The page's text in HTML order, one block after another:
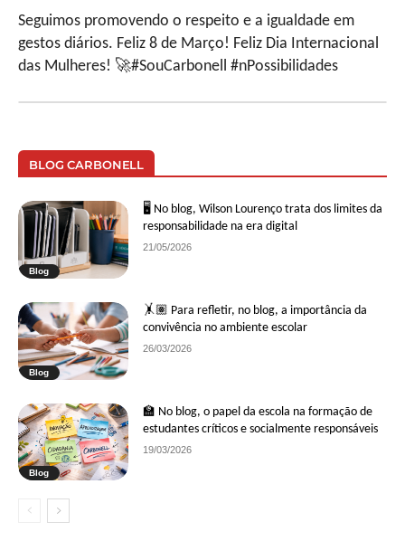
Seguimos promovendo o respeito e a igualdade em
gestos diários. Feliz 8 de Março! Feliz Dia Internacional
das Mulheres! 🚀#SouCarbonell #nPossibilidades
BLOG CARBONELL
Blog
🖥 No blog, Wilson Lourenço trata dos limites da
responsabilidade na era digital
21/05/2026
Blog
🤸🏽 Para refletir, no blog, a importância da
convivência no ambiente escolar
26/03/2026
Blog
🏫 No blog, o papel da escola na formação de
estudantes críticos e socialmente responsáveis
19/03/2026